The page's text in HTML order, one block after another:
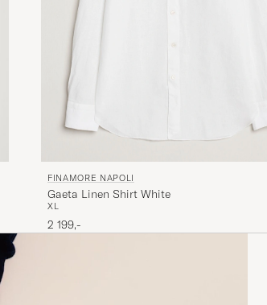
FINAMORE NAPOLI
Gaeta Linen Shirt White
XL
2 199,-